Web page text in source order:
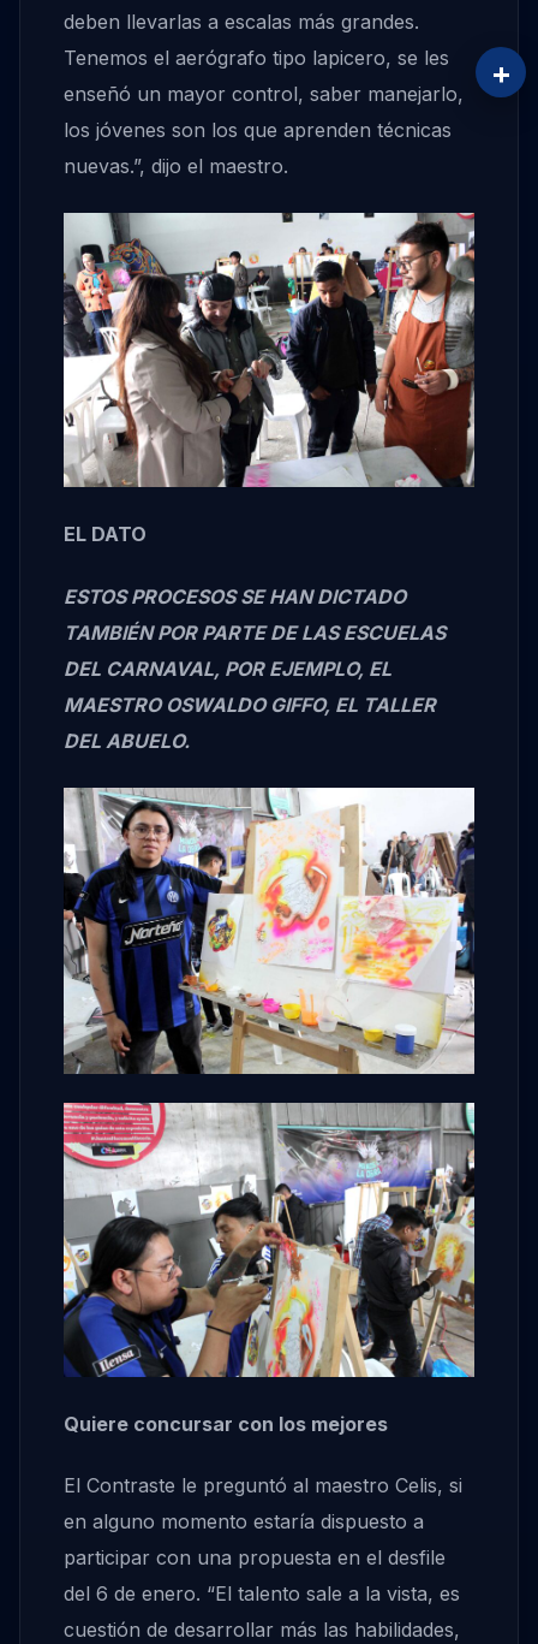
deben llevarlas a escalas más grandes.
Tenemos el aerógrafo tipo lapicero, se les
enseñó un mayor control, saber manejarlo,
los jóvenes son los que aprenden técnicas
nuevas.”, dijo el maestro.
EL DATO
ESTOS PROCESOS SE HAN DICTADO
TAMBIÉN POR PARTE DE LAS ESCUELAS
DEL CARNAVAL, POR EJEMPLO, EL
MAESTRO OSWALDO GIFFO, EL TALLER
DEL ABUELO.
Quiere concursar con los mejores
El Contraste le preguntó al maestro Celis, si
en alguno momento estaría dispuesto a
participar con una propuesta en el desfile
del 6 de enero. “El talento sale a la vista, es
cuestión de desarrollar más las habilidades,
+